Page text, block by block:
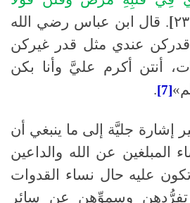
٢٣]
. قال ابن عباس رضي الله
عندي مثل قدر غيركن
أنتن أكرم عليَّ وأنا بكن
[7]
.
إشارة جليَّة إلى ما ينبغي أن
المبلغين عن الله والداعين
تكون عليه حال نساء القدوات
وسموِّهن عن سائر